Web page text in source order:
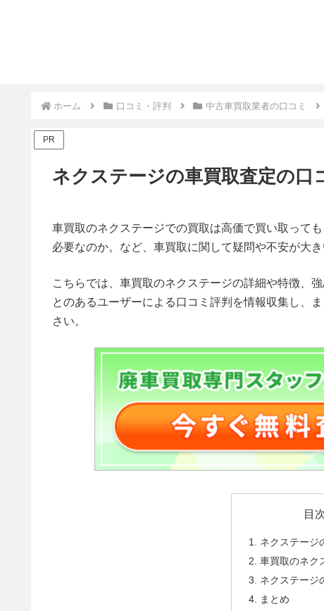
ホーム 口コミ・評判 中古車買取業者の口コミ
PR
ネクステージの車買取査定の口
車買取のネクステージでの買取は高価で買い取って
必要なのか。など、車買取に関して疑問や不安が大
こちらでは、車買取のネクステージの詳細や特徴、
とのあるユーザーによる口コミ評判を情報収集し、
さい。
目
ネクステージ
車買取のネク
ネクステージ
まとめ